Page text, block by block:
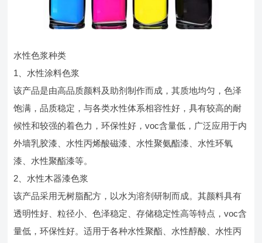
水性色浆种类
1、水性涂料色浆
该产品是由高品质颜料及助剂制作而成，其质地均匀，色泽
饱满，品质稳定，与各类水性体系相容性好，具有较高的耐
候性和较强的着色力，环保性好，voc含量低，广泛应用于内
外墙乳胶漆、水性丙烯酸磁漆、水性聚氨酯漆、水性环氧
漆、水性聚酯漆等。
2、水性木器漆色浆
该产品采用无树脂配方，以水为溶剂研制而成。其颜料具有
透明性好、粒径小、色泽稳定、存储稳定性高等特点，voc含
量低，环保性好。适用于各种水性聚酯、水性醇酸、水性丙